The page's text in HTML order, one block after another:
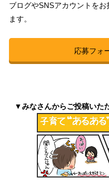
ブログやSNSアカウントを
ます。
応募フォ
▼みなさんからご投稿いた